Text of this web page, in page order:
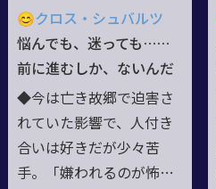
ら、と。性格は明朗快
活、ちょっぴり勝気なの
はご愛嬌。趣味は食べ歩
べ物は無い様子。●連
携・アドリブ歓迎です。
😊クロス・シュバルツ
悩んでも、迷っても……
前に進むしか、ないんだ
◆今は亡き故郷で迫害さ
れていた影響で、人付き
合いは好きだが少々苦
手。「嫌われるのが怖